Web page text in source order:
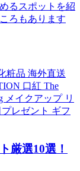
るスポットを紹
ろもあります
粧品 海外直送
口紅 The
メイクアップ リ
レゼント ギフ
厳選10選！